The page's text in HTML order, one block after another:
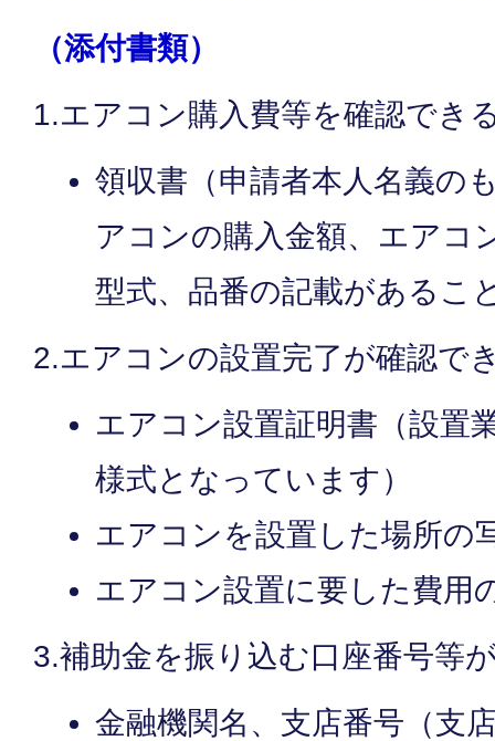
（添付書類）
1.エアコン購入費等を確認でき
領収書（申請者本人名義の
アコンの購入金額、エアコ
型式、品番の記載がある
2.エアコンの設置完了が確認で
エアコン設置証明書（設置
様式となっています）
エアコンを設置した場所の
エアコン設置に要した費用
3.補助金を振り込む口座番号等
金融機関名、支店番号（支